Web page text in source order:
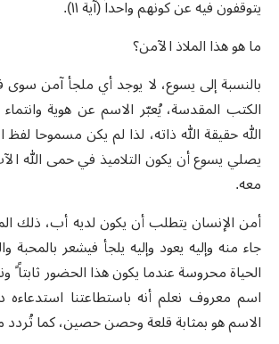
يتوقفون فيه عن كونهم واحداً (آية ١١).
ما هو هذا الملاذ الآمن؟
بالنسبة إلى يسوع، لا يوجد أي ملجأ آمن
الكتب المقدسة، يُعبّر الاسم عن هوية
الله حقيقة الله ذاته، لذا لم يكن مسموحا لفظ
يصلي يسوع أن يكون التلاميذ في حمى الله
معه.
أمن الإنسان يتطلب أن يكون لديه أب، ذلك
جاء منه وإليه يعود وإليه يلجأ فيشعر
الحياة محروسة عندما يكون هذا الحضور ثابتاً
اسم معروف نعلم أنه باستطاعتنا
الاسم هو بمثابة قلعة وحصن حصين، كما تُردد